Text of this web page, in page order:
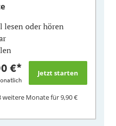
oder hören
€*
weitere Monate für9,90 €